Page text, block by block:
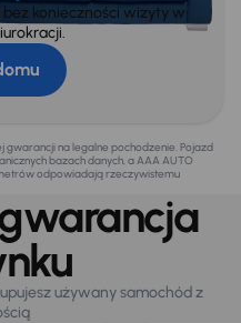
konieczności wizyty w
na legalne pochodzenie. Pojazd
bazach danych, a AAA AUTO
odpowiadają rzeczywistemu
używany samochód z